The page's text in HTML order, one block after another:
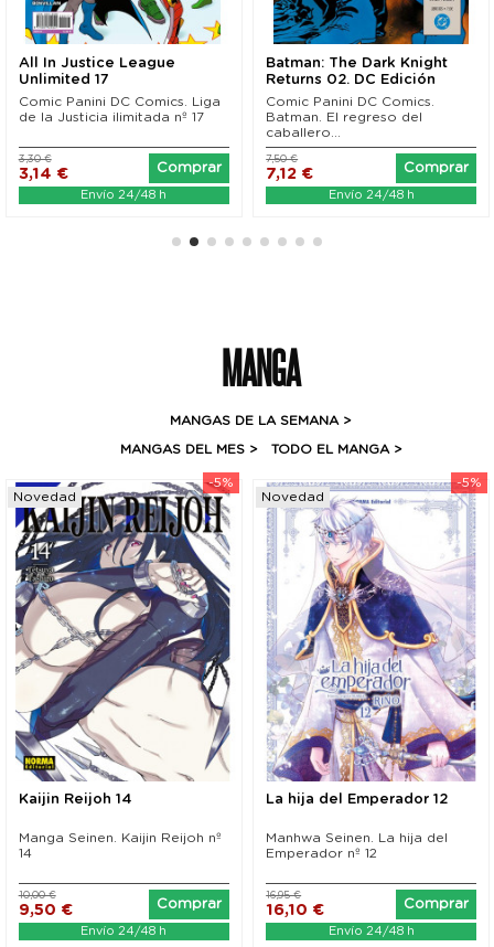
All In Justice League
Unlimited 17
Comic Panini DC Comics. Liga
de la Justicia ilimitada nº 17
3,14 €
3,30 €
Comprar
Envío 24/48 h
Batman: The Dark Knight
Returns 02. DC Edición
Facsímil
Comic Panini DC Comics.
Batman. El regreso del
caballero...
7,12 €
7,50 €
Comprar
Envío 24/48 h
MANGA
MANGAS DE LA SEMANA >
MANGAS DEL MES> TODO EL MANGA >
-5%
Novedad
Kaijin Reijoh 14
Manga Seinen. Kaijin Reijoh nº
14
9,50 €
10,00 €
Comprar
Envío 24/48 h
-5%
Novedad
La hija del Emperador 12
Manhwa Seinen. La hija del
Emperador nº 12
16,10 €
16,95 €
Comprar
Envío 24/48 h